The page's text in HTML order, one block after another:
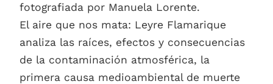
fotografiada por Manuela Lorente.
El aire que nos mata: Leyre Flamarique
analiza las raíces, efectos y consecuencias
de la contaminación atmosférica, la
primera causa medioambiental de muerte